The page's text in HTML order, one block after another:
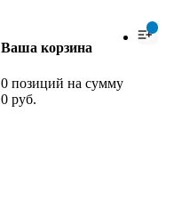
Ваша корзина
0 позиций на сумму
0 руб.
0